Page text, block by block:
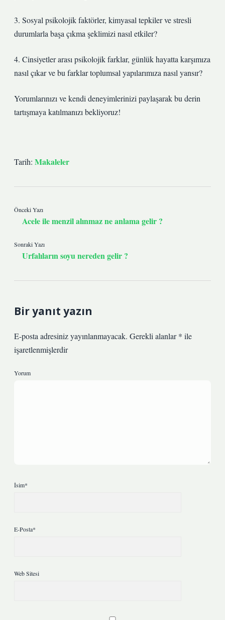
3. Sosyal psikolojik faktörler, kimyasal tepkiler ve stresli
durumlarla başa çıkma şeklimizi nasıl etkiler?
4. Cinsiyetler arası psikolojik farklar, günlük hayatta karşımıza
nasıl çıkar ve bu farklar toplumsal yapılarımıza nasıl yansır?
Yorumlarınızı ve kendi deneyimlerinizi paylaşarak bu derin
tartışmaya katılmanızı bekliyoruz!
Tarih: Makaleler
Önceki Yazı
Acele ile menzil alınmaz ne anlama gelir ?
Sonraki Yazı
Urfalıların soyu nereden gelir ?
Bir yanıt yazın
E-posta adresiniz yayınlanmayacak. Gerekli alanlar* ile
işaretlenmişlerdir
Yorum
İsim*
E-Posta*
Web Sitesi